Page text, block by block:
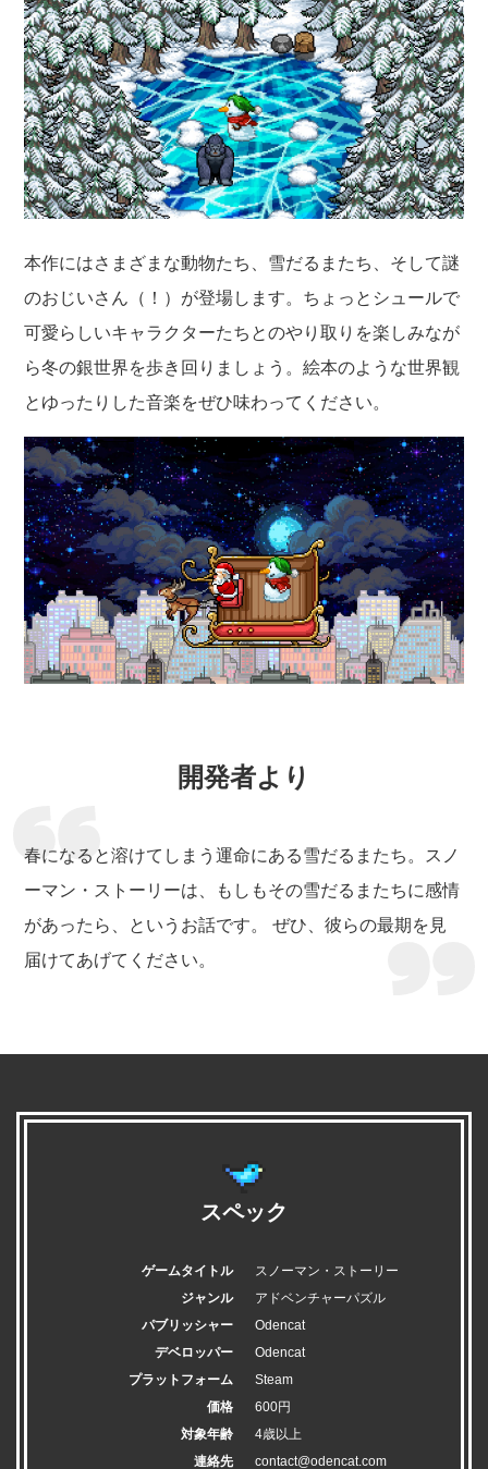
本作にはさまざまな動物たち、雪だるまたち、そして謎
のおじいさん（！）が登場します。ちょっとシュールで
可愛らしいキャラクターたちとのやり取りを楽しみなが
ら冬の銀世界を歩き回りましょう。絵本のような世界観
とゆったりした音楽をぜひ味わってください。
開発者より
春になると溶けてしまう運命にある雪だるまたち。スノ
ーマン・ストーリーは、もしもその雪だるまたちに感情
があったら、というお話です。 ぜひ、彼らの最期を見
届けてあげてください。
スペック
ゲームタイトル
スノーマン・ストーリー
ジャンル
アドベンチャーパズル
パブリッシャー
Odencat
デベロッパー
Odencat
プラットフォーム
Steam
価格
600円
対象年齢
4歳以上
連絡先
contact@odencat.com